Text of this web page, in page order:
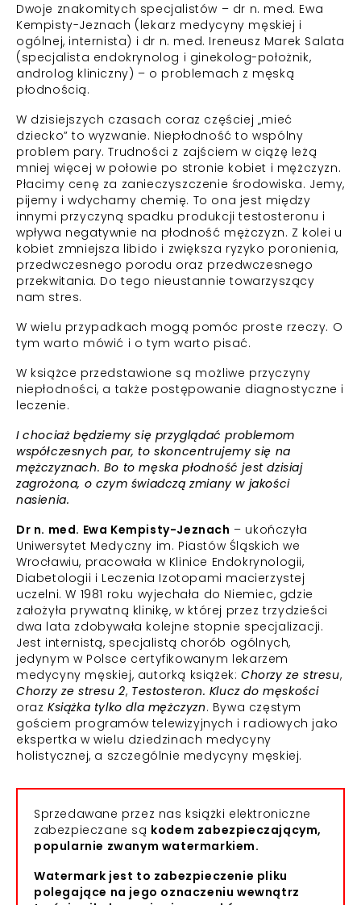
Dwoje znakomitych specjalistów – dr n. med. Ewa
Kempisty-Jeznach (lekarz medycyny męskiej i
ogólnej, internista) i dr n. med. Ireneusz Marek Salata
(specjalista endokrynolog i ginekolog-położnik,
androlog kliniczny) – o problemach z męską
płodnością.
W dzisiejszych czasach coraz częściej „mieć
dziecko” to wyzwanie. Niepłodność to wspólny
problem pary. Trudności z zajściem w ciążę leżą
mniej więcej w połowie po stronie kobiet i mężczyzn.
Płacimy cenę za zanieczyszczenie środowiska. Jemy,
pijemy i wdychamy chemię. To ona jest między
innymi przyczyną spadku produkcji testosteronu i
wpływa negatywnie na płodność mężczyzn. Z kolei u
kobiet zmniejsza libido i zwiększa ryzyko poronienia,
przedwczesnego porodu oraz przedwczesnego
przekwitania. Do tego nieustannie towarzyszący
nam stres.
W wielu przypadkach mogą pomóc proste rzeczy. O
tym warto mówić i o tym warto pisać.
W książce przedstawione są możliwe przyczyny
niepłodności, a także postępowanie diagnostyczne i
leczenie.
I chociaż będziemy się przyglądać problemom
współczesnych par, to skoncentrujemy się na
mężczyznach. Bo to męska płodność jest dzisiaj
zagrożona, o czym świadczą zmiany w jakości
nasienia.
Dr n. med. Ewa Kempisty-Jeznach – ukończyła
Uniwersytet Medyczny im. Piastów Śląskich we
Wrocławiu, pracowała w Klinice Endokrynologii,
Diabetologii i Leczenia Izotopami macierzystej
uczelni. W 1981 roku wyjechała do Niemiec, gdzie
założyła prywatną klinikę, w której przez trzydzieści
dwa lata zdobywała kolejne stopnie specjalizacji.
Jest internistą, specjalistą chorób ogólnych,
jedynym w Polsce certyfikowanym lekarzem
medycyny męskiej, autorką książek:Chorzy ze stresu,
Chorzy ze stresu 2, Testosteron. Klucz do męskości
oraz Książka tylko dla mężczyzn. Bywa częstym
gościem programów telewizyjnych i radiowych jako
ekspertka w wielu dziedzinach medycyny
holistycznej, a szczególnie medycyny męskiej.
Sprzedawane przez nas książki elektroniczne
zabezpieczane są kodem zabezpieczającym,
popularnie zwanym watermarkiem.
Watermark jest to zabezpieczenie pliku
polegające na jego oznaczeniu wewnątrz